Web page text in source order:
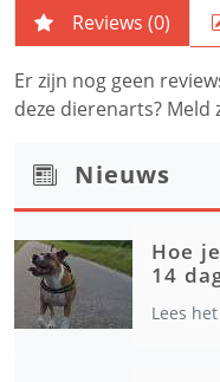
Reviews (0)
Er zijn nog geen
deze dierenarts? Meld
Nieuws
Hoe
14
Lees